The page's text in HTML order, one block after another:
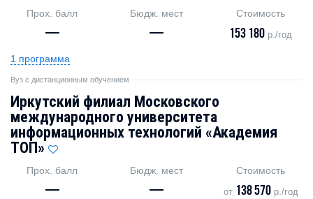
Прох. балл
—
Бюдж. мест
—
Стоимость
153 180 р./год
1 программа
Вуз с дистанционным обучением
Иркутский филиал Московского
международного университета
информационных технологий «Академия
TOП»
Прох. балл
—
Бюдж. мест
—
Стоимость
от 138 570р./год